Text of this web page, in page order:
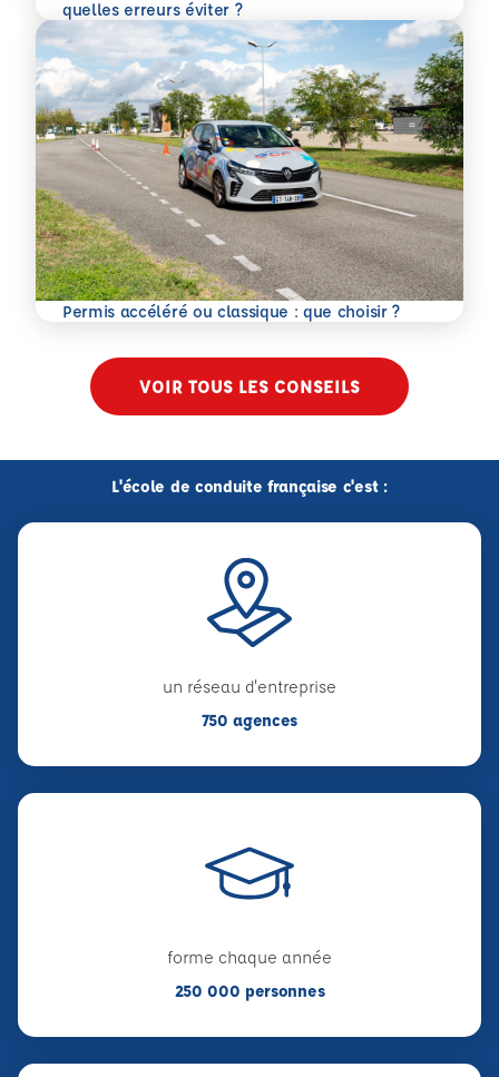
quelles erreurs éviter ?
En savoir plus
Permis accéléré ou classique : que choisir ?
En savoir plus
VOIR TOUS LES CONSEILS
L'école de conduite française c'est :
un réseau d'entreprise
750 agences
forme chaque année
250 000 personnes